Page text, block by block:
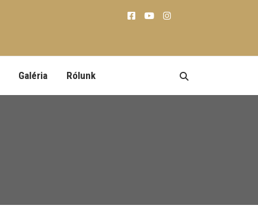
Galéria Rólunk